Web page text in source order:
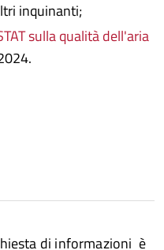
inquinanti;
sulla qualità dell'aria
di informazioni è